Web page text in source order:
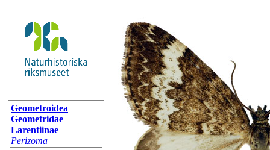
Geometroidea
Geometridae
Larentiinae
Perizoma